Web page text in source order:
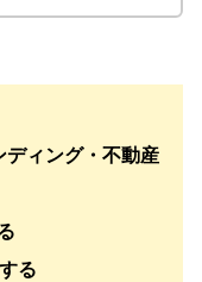
ディング・不動産
る